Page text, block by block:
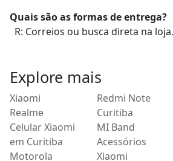
Quais são as formas de entrega?
R: Correios ou busca direta na loja.
Explore mais
Xiaomi
Realme
Celular Xiaomi
em Curitiba
Motorola
Redmi Note
Curitiba
MI Band
Acessórios
Xiaomi